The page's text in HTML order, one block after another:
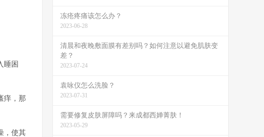
睡困
痒，那
，使其
冻疮疼痛该怎么办？
2023-06-28
清晨和夜晚敷面膜有差别吗？如何注意以避免肌肤变
差？
2023-07-24
袁咏仪怎么洗脸？
2023-07-31
需要修复皮肤屏障吗？来成都西婵菁肤！
2023-05-29